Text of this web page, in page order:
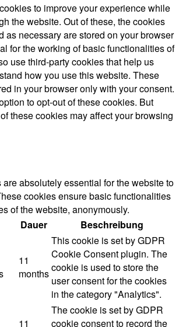
to improve your experience while
the website. Out of these, the cookies
as necessary are stored on your browser
for the working of basic functionalities of
use third-party cookies that help us
how you use this website. These
in your browser only with your consent.
to opt-out of these cookies. But
these cookies may affect your browsing
absolutely essential for the website to
cookies ensure basic functionalities
of the website, anonymously.
Dauer Beschreibung
11
months
This cookie is set by GDPR
Cookie Consent plugin. The
cookie is used to store the
user consent for the cookies
in the category "Analytics".
11
The cookie is set by GDPR
cookie consent to record the